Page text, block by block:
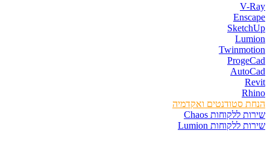
V-Ray
Enscape
SketchUp
Lumion
Twinmotion
ProgeCad
AutoCad
Revit
Rhino
הנחת סטודנטים ואקדמיה
שירות ללקוחות Chaos
שירות ללקוחות Lumion